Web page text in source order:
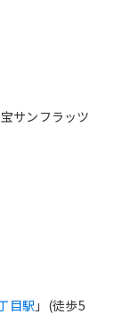
サンフラッツ
目駅 」(徒歩5